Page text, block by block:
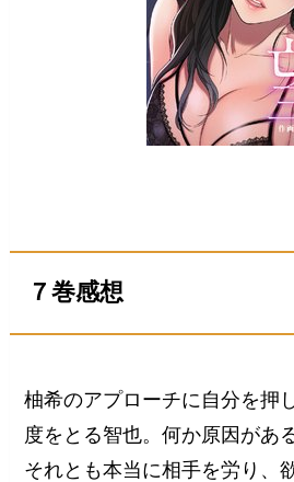
７巻感想
柚希のアプローチに自分を押
度をとる智也。何か原因があ
それとも本当に相手を労り、